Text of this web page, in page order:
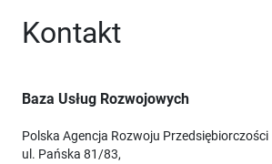
Kontakt
Baza Usług Rozwojowych
Polska Agencja Rozwoju Przedsiębiorczości
ul. Pańska 81/83,